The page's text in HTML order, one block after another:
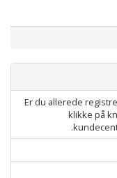
Er du allerede
klikke på